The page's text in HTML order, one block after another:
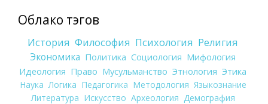
Облако тэгов
История Философия Психология Религия
Экономика Политика Социология Мифология
Идеология Право Мусульманство Этнология Этика
Наука Логика Педагогика Методология Языкознание
Литература Искусство Археология Демография